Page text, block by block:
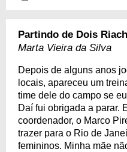
Partindo de Dois
Marta Vieira da Silva
Depois de alguns anos
locais, apareceu um
time dele do campo se
Daí fui obrigada a parar.
coordenador, o Marco
trazer para o Rio de
femininos. Minha mãe